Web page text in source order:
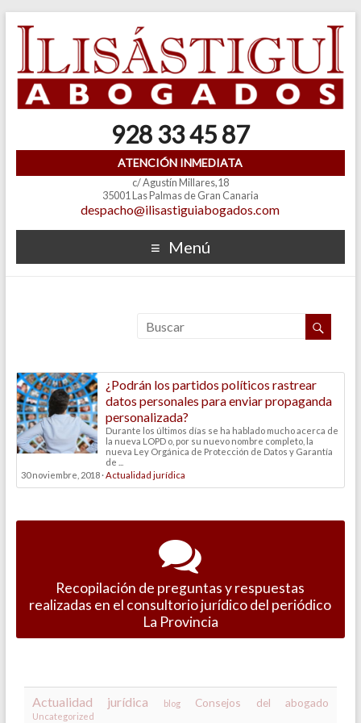
928 33 45 87
ATENCIÓN INMEDIATA
c/ Agustín Millares,18
35001 Las Palmas de Gran Canaria
despacho@ilisastiguiabogados.com
Menú
¿Podrán los partidos políticos rastrear
datos personales para enviar propaganda
personalizada?
Durante los últimos días se ha hablado mucho acerca de
la nueva LOPD o, por su nuevo nombre completo, la
nueva Ley Orgánica de Protección de Datos y Garantía
de ...
30 noviembre, 2018 ·Actualidad jurídica
Recopilación de preguntas y respuestas
realizadas en el consultorio jurídico del periódico
La Provincia
Actualidad jurídica blog Consejos del abogado
Uncategorized